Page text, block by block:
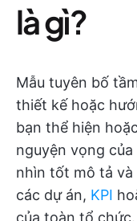
là gì?
Mẫu tuyên bố
thiết kế hoặc
bạn thể hiện
nguyện vọng
nhìn tốt mô tả
các dự án, KPI
của toàn tổ chức.